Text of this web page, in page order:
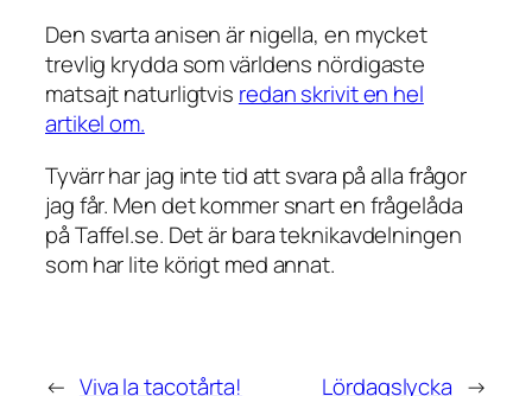
Den svarta anisen är nigella, en mycket
trevlig krydda som världens nördigaste
matsajt naturligtvis redan skrivit en hel
artikel om.
Tyvärr har jag inte tid att svara på alla frågor
jag får. Men det kommer snart en frågelåda
på Taffel.se. Det är bara teknikavdelningen
som har lite körigt med annat.
← Viva la tacotårta! Lördagslycka →